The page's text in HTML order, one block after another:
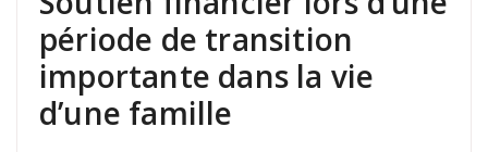
période de transition
importante dans la vie
d’une famille